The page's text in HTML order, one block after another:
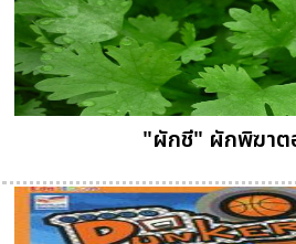
"ผักชี" ผักพิฆาต